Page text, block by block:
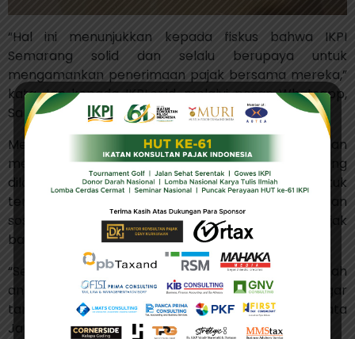
“Hal ini menunjukkan kepada fiskus bahwa IKPI
Semarang solid dan selalu berupaya untuk
mengamankan penerimaan pajak bersama mereka,”
kata Jan kepada IKPI.or.id, melalui pesan Whatsapp,
Sabtu (5/3/2023).
Meskipun telah mendapatkan penghargaan, Jan
menyatakan belum ada pencapaian khusus yang
dilakukan IKPI semarang. Tetapi, komitmen untuk
terus membantu pemerintah dalam memberikan
sosialisasi aturan perpajakan kepada wajib pajak
badan maupun orang pribadi tetap dijalankan.
“Sebagai asosiasi konsultan pajak dengan jumlah
anggota terbanyak, kami juga terus membantu agar
target penerimaan pajak bisa terus tercapai,” kata
Jan.